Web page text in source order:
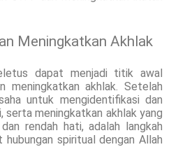
Meningkatkan Akhlak
dapat menjadi titik awal
meningkatkan akhlak. Setelah
untuk mengidentifikasi dan
serta meningkatkan akhlak yang
rendah hati, adalah langkah
spiritual dengan Allah